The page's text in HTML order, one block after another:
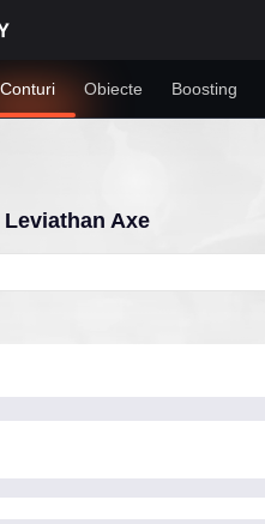
Conturi Obiecte Boosting
Axe